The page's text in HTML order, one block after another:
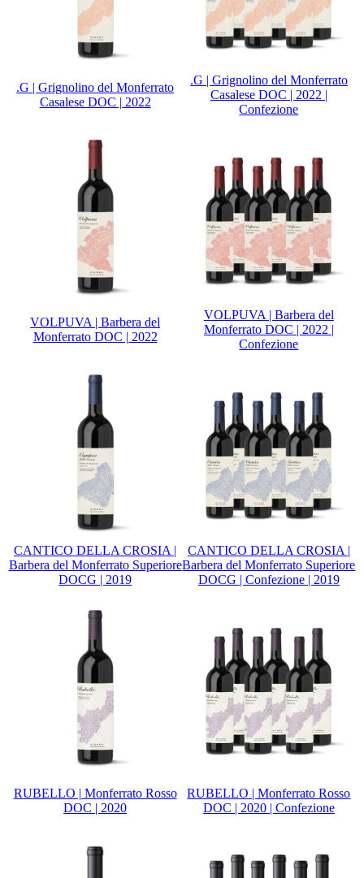
.G | Grignolino del Monferrato
Casalese DOC | 2022
.G | Grignolino del Monferrato
Casalese DOC | 2022 |
Confezione
VOLPUVA | Barbera del
Monferrato DOC | 2022
VOLPUVA | Barbera del
Monferrato DOC | 2022 |
Confezione
CANTICO DELLA CROSIA |
Barbera del Monferrato Superiore
DOCG | 2019
CANTICO DELLA CROSIA |
Barbera del Monferrato Superiore
DOCG | Confezione | 2019
RUBELLO | Monferrato Rosso
DOC | 2020
RUBELLO | Monferrato Rosso
DOC | 2020 | Confezione